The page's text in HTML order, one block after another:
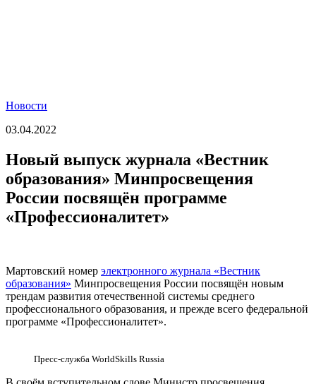
Новости
03.04.2022
Новый выпуск журнала «Вестник
образования» Минпросвещения
России посвящён программе
«Профессионалитет»
Мартовский номер электронного журнала «Вестник
образования» Минпросвещения России посвящён новым
трендам развития отечественной системы среднего
профессионального образования, и прежде всего федеральной
программе «Профессионалитет».
Пресс-служба WorldSkills Russia